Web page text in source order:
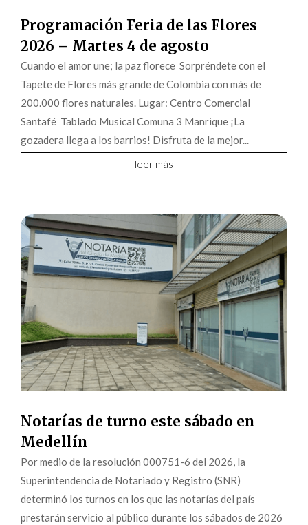
Programación Feria de las Flores
2026 – Martes 4 de agosto
Cuando el amor une; la paz florece Sorpréndete con el
Tapete de Flores más grande de Colombia con más de
200.000 flores naturales. Lugar: Centro Comercial
Santafé Tablado Musical Comuna 3 Manrique ¡La
gozadera llega a los barrios! Disfruta de la mejor...
leer más
Notarías de turno este sábado en
Medellín
Por medio de la resolución 000751-6 del 2026, la
Superintendencia de Notariado y Registro (SNR)
determinó los turnos en los que las notarías del país
prestarán servicio al público durante los sábados de 2026